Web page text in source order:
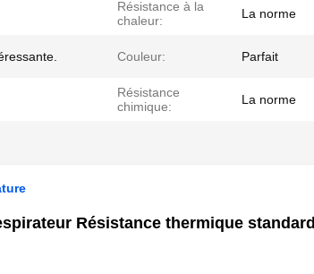
Résistance à la
chaleur:
La norme
Couleur: Parfait
Résistance
chimique:
La norme
Résistance thermique standard